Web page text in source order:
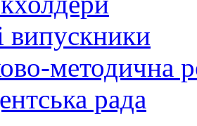
випускники
методична
рада